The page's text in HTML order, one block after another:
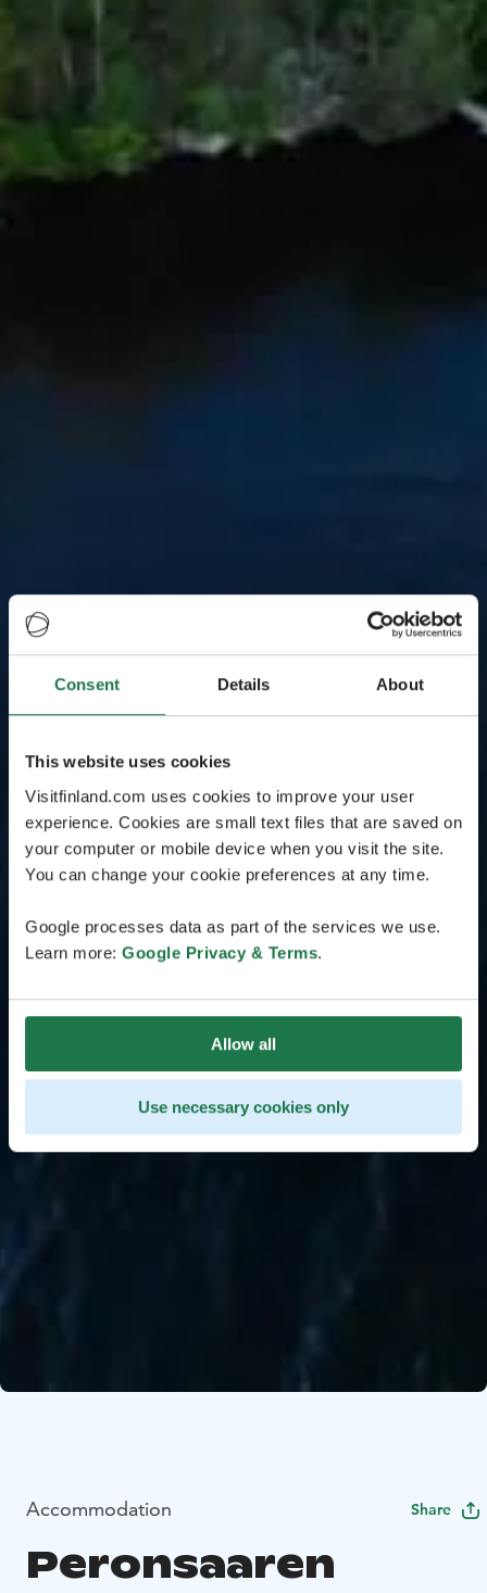
Consent Details About
This website uses cookies
Visitfinland.com uses cookies to improve your user
experience. Cookies are small text files that are saved on
your computer or mobile device when you visit the site.
You can change your cookie preferences at any time.
Google processes data as part of the services we use.
Learn more: Google Privacy & Terms.
Allow all
Use necessary cookies only
Accommodation Share
Peronsaaren